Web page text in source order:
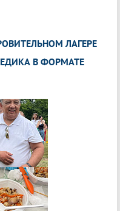
ЛАГЕРЕ
В ФОРМАТЕ